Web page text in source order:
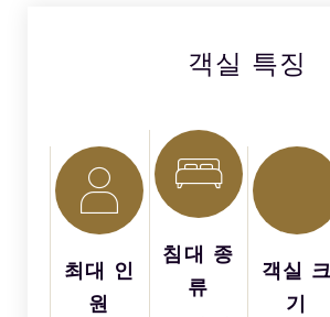
객실 특징
최대 인
원
침대 종
류
객실 크
기